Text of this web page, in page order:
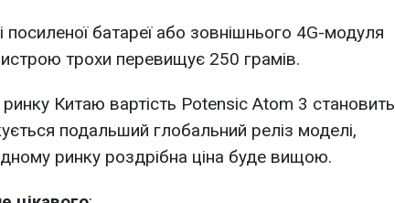
посиленої батареї або зовнішнього 4G-модуля
трохи перевищує 250 грамів.
Китаю вартість Potensic Atom 3 становить
подальший глобальний реліз моделі,
ринку роздрібна ціна буде вищою.